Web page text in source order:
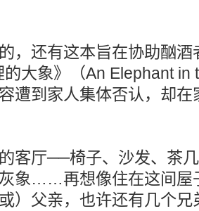
，还有这本旨在协助酗
大象》（An Elephant in
遭到家人集体否认，却
客厅──椅子、沙发、茶
象……再想像住在这间屋
）父亲，也许还有几个